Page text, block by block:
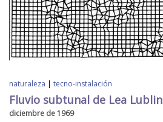
naturaleza | tecno-instalación
Fluvio subtunal de Lea Lublin
diciembre de 1969